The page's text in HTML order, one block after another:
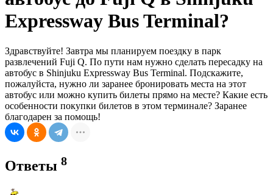
Expressway Bus Terminal?
Здравствуйте! Завтра мы планируем поездку в парк
развлечений Fuji Q. По пути нам нужно сделать пересадку на
автобус в Shinjuku Expressway Bus Terminal. Подскажите,
пожалуйста, нужно ли заранее бронировать места на этот
автобус или можно купить билеты прямо на месте? Какие есть
особенности покупки билетов в этом терминале? Заранее
благодарен за помощь!
Ответы 8